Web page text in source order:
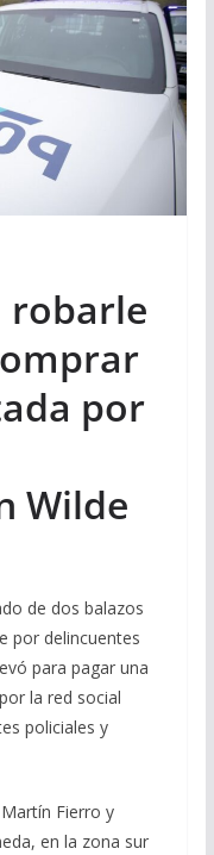
robarle
por
Wilde
de dos balazos
por delincuentes
para pagar una
la red social
policiales y
Fierro y
en la zona sur